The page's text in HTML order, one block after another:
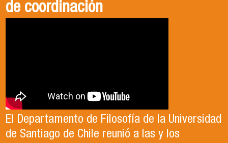
de coordinación
El Departamento de Filosofía de la Universidad
de Santiago de Chile reunió a las y los